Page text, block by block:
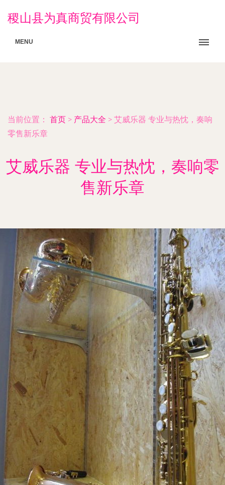
稷山县为真商贸有限公司
MENU
当前位置： 首页 > 产品大全 > 艾威乐器 专业与热忱，奏响
零售新乐章
艾威乐器 专业与热忱，奏响零
售新乐章